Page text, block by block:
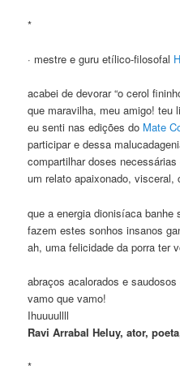
*
· mestre e guru etílico-filosofal
acabei de devorar “o cerol
que maravilha, meu amigo! teu
eu senti nas edições do Mate
participar e dessa
compartilhar doses
um relato apaixonado, visceral,
que a energia dionisíaca
fazem estes sonhos insanos
ah, uma felicidade da porra ter
abraços acalorados e
vamo que vamo!
Ihuuuullll
Ravi Arrabal Heluy, ator,
*